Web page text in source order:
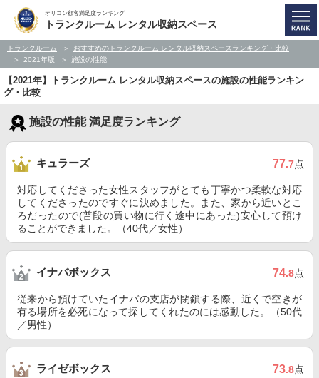
オリコン顧客満足度ランキング
トランクルーム レンタル収納スペース
トランクルーム
おすすめのトランクルーム レンタル収納スペースランキング・比較
2021年版
施設の性能
【2021年】トランクルーム レンタル収納スペースの施設の性能ランキン
グ・比較
施設の性能 満足度ランキング
キュラーズ 77.7点
対応してくださった女性スタッフがとても丁寧かつ柔軟な対応
してくださったのですぐに決めました。また、家から近いとこ
ろだったので(普段の買い物に行く途中にあった)安心して預け
ることができました。（40代／女性）
イナバボックス 74.8点
従来から預けていたイナバの支店が閉鎖する際、近くで空きが
有る場所を必死になって探してくれたのには感動した。（50代
／男性）
ライゼボックス 73.8点